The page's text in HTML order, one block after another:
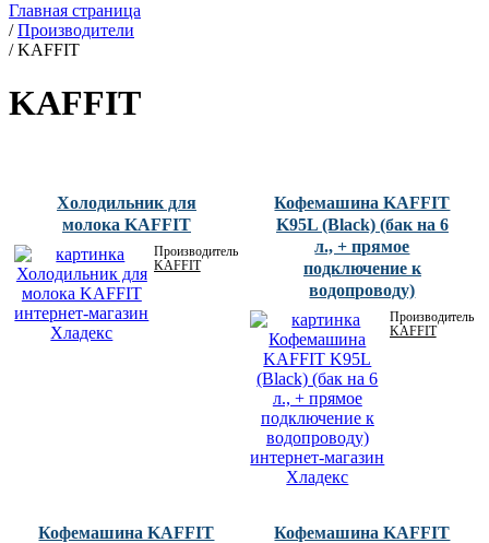
Главная страница
/Производители
/KAFFIT
KAFFIT
Холодильник для
молока KAFFIT
Производитель:
KAFFIT
Кофемашина KAFFIT
K95L (Black) (бак на 6
л., + прямое
подключение к
водопроводу)
Производитель:
KAFFIT
Кофемашина KAFFIT
Кофемашина KAFFIT